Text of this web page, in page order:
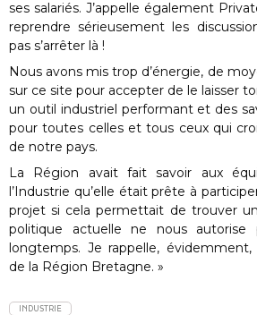
ses salariés. J’appelle également
reprendre sérieusement les
pas s’arrêter là !
Nous avons mis trop d’énergie, de
sur ce site pour accepter de le laisser
un outil industriel performant et des
pour toutes celles et tous ceux qui
de notre pays.
La Région avait fait savoir aux
l’Industrie qu’elle était prête à
projet si cela permettait de trouver un
politique actuelle ne nous
longtemps. Je rappelle, évidemment,
de la Région Bretagne. »
INDUSTRIE